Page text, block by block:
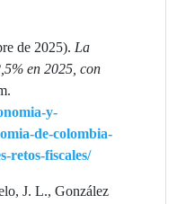
de 2025). La
en 2025, con
y-
de-colombia-
retos-fiscales/
J. L., González